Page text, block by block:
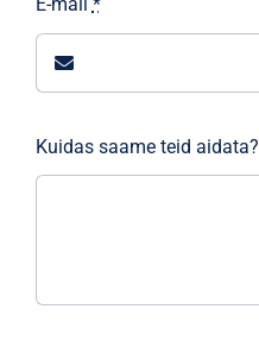
E-mail *
Kuidas saame teid aidata?